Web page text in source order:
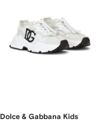
Dolce & Gabbana Kids